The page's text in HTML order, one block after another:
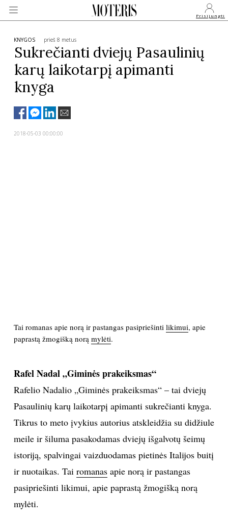
Prisijungti
VEIDAI
MADA
POLITIKA
LAISVALAIKIS
MUZIKA
TEATRAS
SPORTAS
KNYGOS prieš 8 metus
Sukrečianti dviejų Pasaulinių
karų laikotarpį apimanti
knyga
2018-05-03 00:00:00
Tai romanas apie norą ir pastangas pasipriešinti likimui, apie
paprastą žmogišką norą mylėti.
Rafel Nadal „Giminės prakeiksmas“
Rafelio Nadalio „Giminės prakeiksmas“ – tai dviejų
Pasaulinių karų laikotarpį apimanti sukrečianti knyga.
Tikrus to meto įvykius autorius atskleidžia su didžiule
meile ir šiluma pasakodamas dviejų išgalvotų šeimų
istoriją, spalvingai vaizduodamas pietinės Italijos buitį
ir nuotaikas. Tai romanasapie norą ir pastangas
pasipriešinti likimui, apie paprastą žmogišką norą
mylėti.